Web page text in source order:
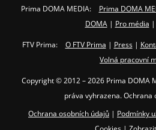
Prima DOMA MEDIA: Prima DOMA
DOMA| Pro média |
FTV Prima: O FTV Prima | Press|
Volná pracovní
Copyright © 2012 – 2026 Prima DOMA
práva vyhrazena. Ochrana
Ochrana osobních údajů | Podmínky